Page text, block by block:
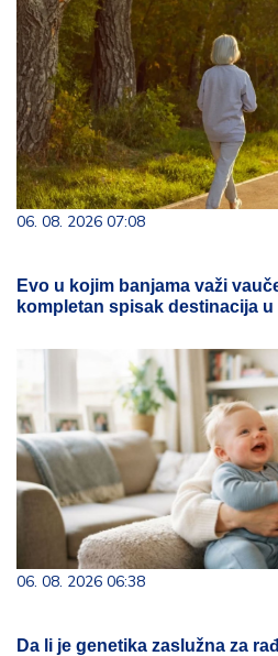
06. 08. 2026 07:08
Evo u kojim banjama važi
kompletan spisak destinacija u
06. 08. 2026 06:38
Da li je genetika zaslužna za